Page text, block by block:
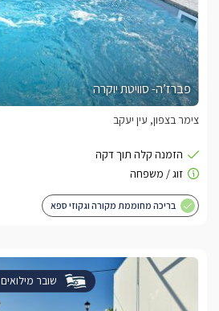
פברז’ה- סוויטת יוקרה
צימר בצפון, עין יעקב
בריכה מחוממת מקורה וגקוזי ספא
שובר מילואים